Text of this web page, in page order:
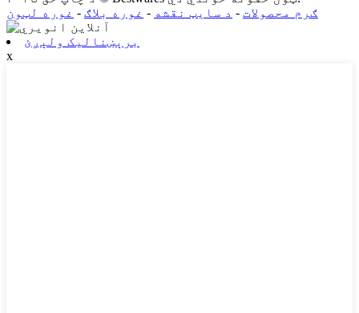
ګرم محصولات - د سایټ نقشه - غوره بلاګ - غوره لټون
برېښنالیک ولېږئ
x